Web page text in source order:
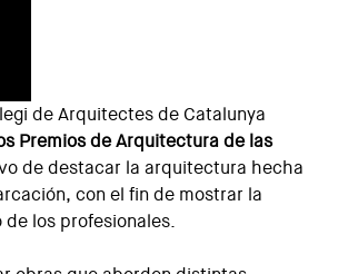
de Arquitectes de Catalunya
Premios de Arquitectura de las
de destacar la arquitectura hecha
con el fin de mostrar la
los profesionales.